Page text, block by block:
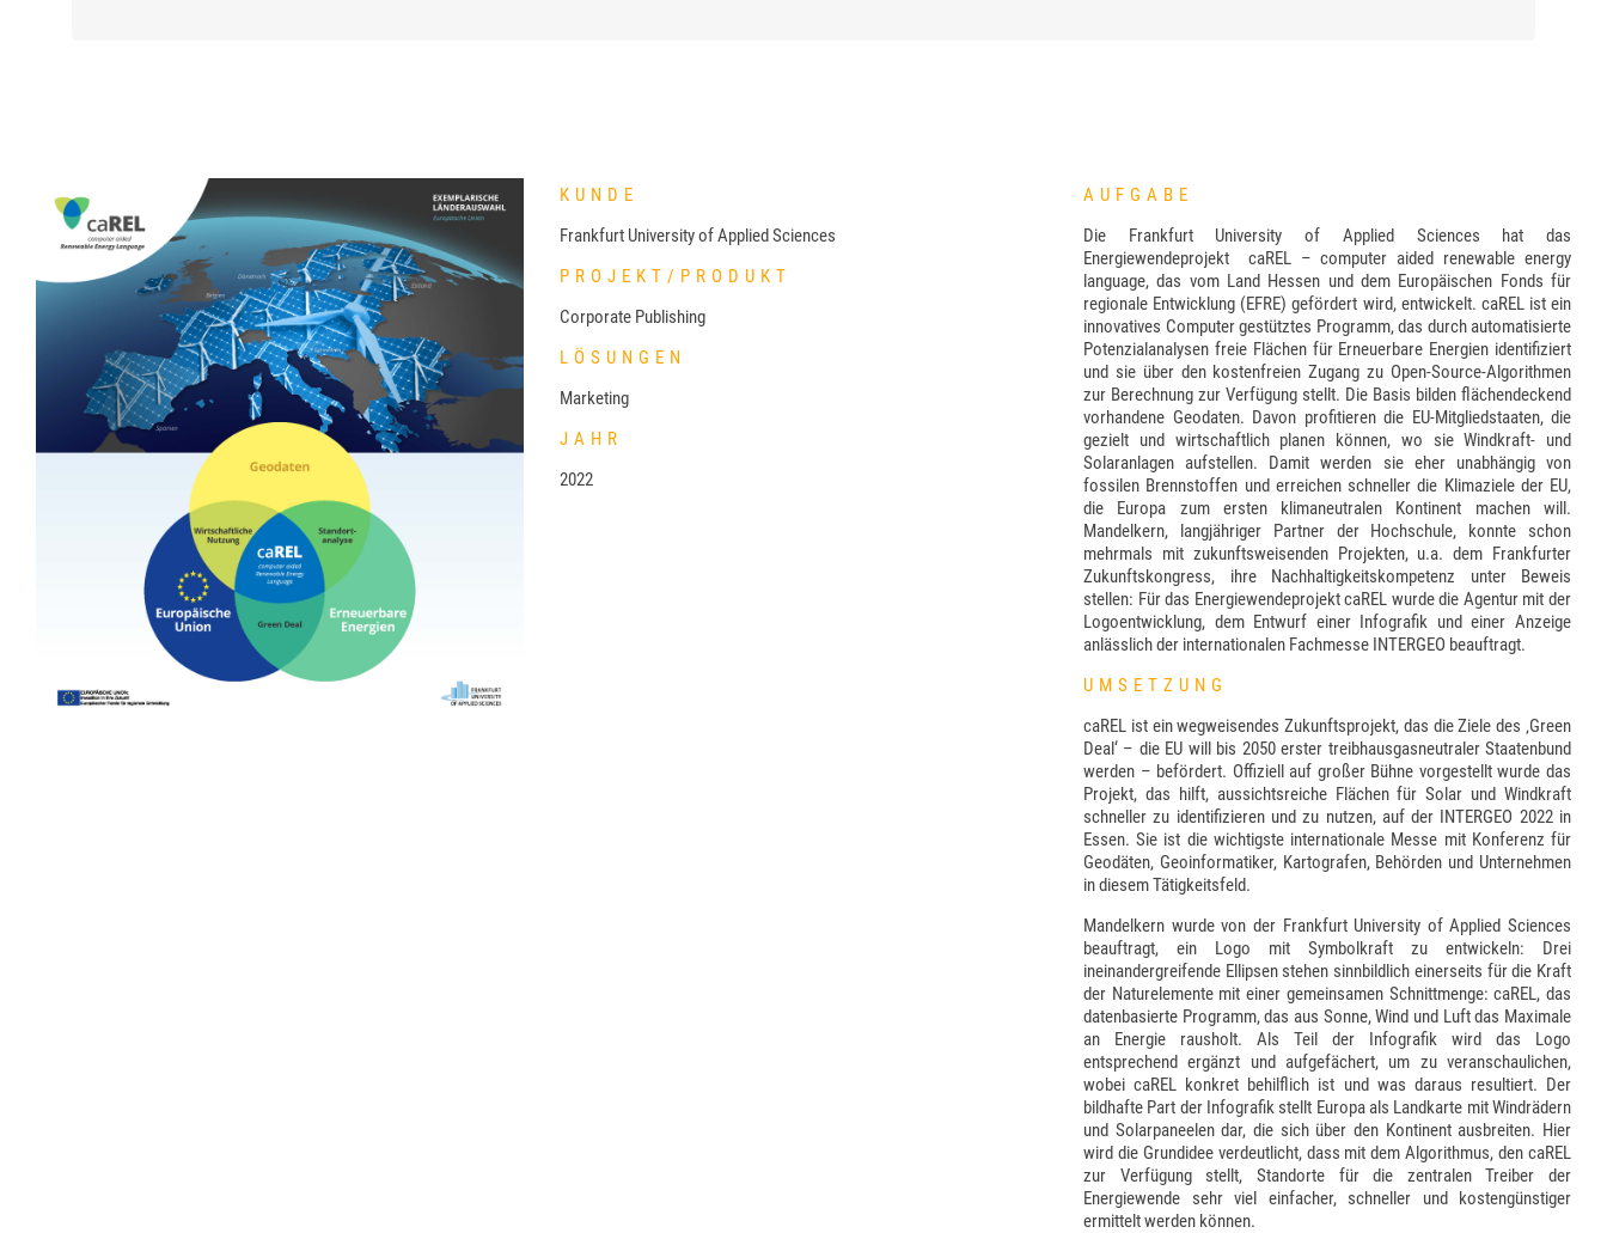
KUNDE
Frankfurt University of Applied Sciences
PROJEKT/PRODUKT
Corporate Publishing
LÖSUNGEN
Marketing
JAHR
2022
AUFGABE
Die Frankfurt University of Applied Sciences hat das
Energiewendeprojekt caREL – computer aided renewable energy
language, das vom Land Hessen und dem Europäischen Fonds für
regionale Entwicklung (EFRE) gefördert wird, entwickelt. caREL ist ein
innovatives Computer gestütztes Programm, das durch automatisierte
Potenzialanalysen freie Flächen für Erneuerbare Energien identifiziert
und sie über den kostenfreien Zugang zu Open-Source-Algorithmen
zur Berechnung zur Verfügung stellt. Die Basis bilden flächendeckend
vorhandene Geodaten. Davon profitieren die EU-Mitgliedstaaten, die
gezielt und wirtschaftlich planen können, wo sie Windkraft- und
Solaranlagen aufstellen. Damit werden sie eher unabhängig von
fossilen Brennstoffen und erreichen schneller die Klimaziele der EU,
die Europa zum ersten klimaneutralen Kontinent machen will.
Mandelkern, langjähriger Partner der Hochschule, konnte schon
mehrmals mit zukunftsweisenden Projekten, u.a. dem Frankfurter
Zukunftskongress, ihre Nachhaltigkeitskompetenz unter Beweis
stellen: Für das Energiewendeprojekt caREL wurde die Agentur mit der
Logoentwicklung, dem Entwurf einer Infografik und einer Anzeige
anlässlich der internationalen Fachmesse INTERGEO beauftragt.
UMSETZUNG
caREL ist ein wegweisendes Zukunftsprojekt, das die Ziele des ‚Green
Deal‘ – die EU will bis 2050 erster treibhausgasneutraler Staatenbund
werden – befördert. Offiziell auf großer Bühne vorgestellt wurde das
Projekt, das hilft, aussichtsreiche Flächen für Solar und Windkraft
schneller zu identifizieren und zu nutzen, auf der INTERGEO 2022 in
Essen. Sie ist die wichtigste internationale Messe mit Konferenz für
Geodäten, Geoinformatiker, Kartografen, Behörden und Unternehmen
in diesem Tätigkeitsfeld.
Mandelkern wurde von der Frankfurt University of Applied Sciences
beauftragt, ein Logo mit Symbolkraft zu entwickeln: Drei
ineinandergreifende Ellipsen stehen sinnbildlich einerseits für die Kraft
der Naturelemente mit einer gemeinsamen Schnittmenge: caREL, das
datenbasierte Programm, das aus Sonne, Wind und Luft das Maximale
an Energie rausholt. Als Teil der Infografik wird das Logo
entsprechend ergänzt und aufgefächert, um zu veranschaulichen,
wobei caREL konkret behilflich ist und was daraus resultiert. Der
bildhafte Part der Infografik stellt Europa als Landkarte mit Windrädern
und Solarpaneelen dar, die sich über den Kontinent ausbreiten. Hier
wird die Grundidee verdeutlicht, dass mit dem Algorithmus, den caREL
zur Verfügung stellt, Standorte für die zentralen Treiber der
Energiewende sehr viel einfacher, schneller und kostengünstiger
ermittelt werden können.